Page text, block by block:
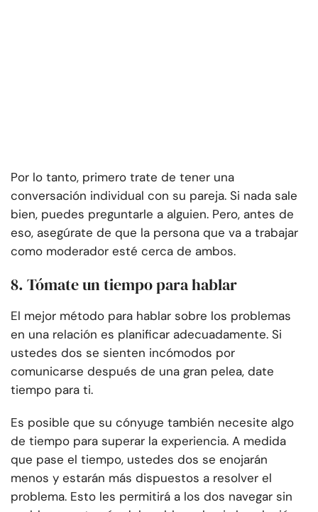
Por lo tanto, primero trate de tener una
conversación individual con su pareja. Si nada sale
bien, puedes preguntarle a alguien. Pero, antes de
eso, asegúrate de que la persona que va a trabajar
como moderador esté cerca de ambos.
8. Tómate un tiempo para hablar
El mejor método para hablar sobre los problemas
en una relación es planificar adecuadamente. Si
ustedes dos se sienten incómodos por
comunicarse después de una gran pelea, date
tiempo para ti.
Es posible que su cónyuge también necesite algo
de tiempo para superar la experiencia. A medida
que pase el tiempo, ustedes dos se enojarán
menos y estarán más dispuestos a resolver el
problema. Esto les permitirá a los dos navegar sin